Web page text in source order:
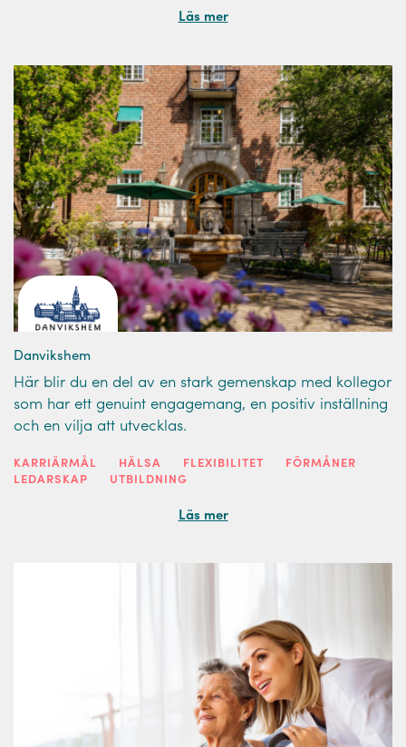
Läs mer
Danvikshem
Här blir du en del av en stark gemenskap med kollegor
som har ett genuint engagemang, en positiv inställning
och en vilja att utvecklas.
KARRIÄRMÅL HÄLSA FLEXIBILITET
FÖRMÅNER
LEDARSKAP
UTBILDNING
Läs mer